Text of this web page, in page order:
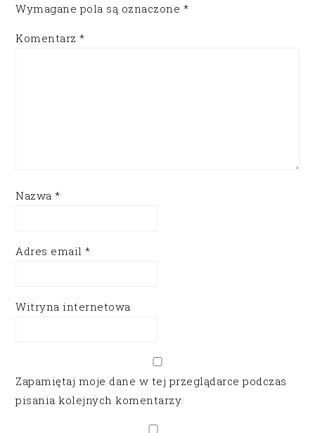
Wymagane pola są oznaczone *
Komentarz*
Nazwa*
Adres email*
Witryna internetowa
Zapamiętaj moje dane w tej przeglądarce podczas
pisania kolejnych komentarzy.